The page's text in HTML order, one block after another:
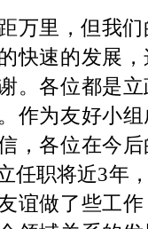
里，但我们
快速的发展
。各位都是
作为友好小
，各位在今
任职将近3年
谊做了些工